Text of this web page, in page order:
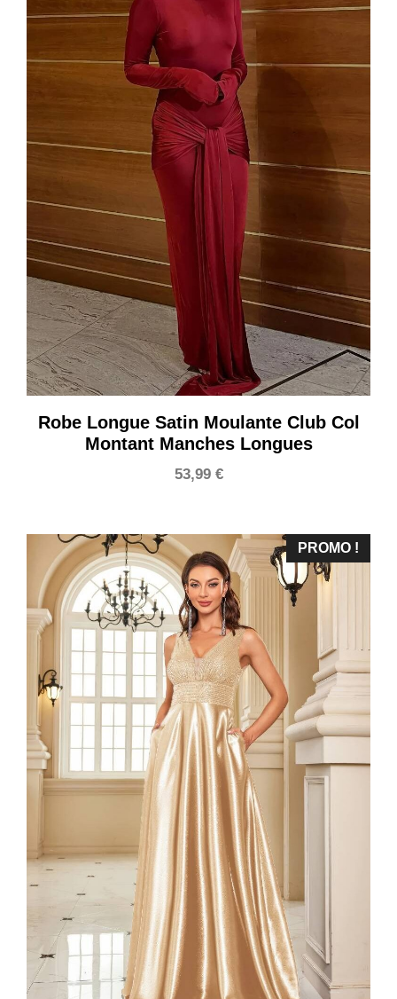
Robe Longue Satin Moulante Club Col
Montant Manches Longues
53,99 €
PROMO !